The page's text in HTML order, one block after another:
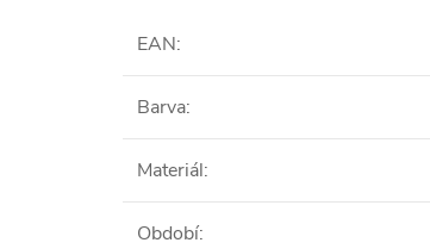
EAN:
Barva:
Materiál:
Období: